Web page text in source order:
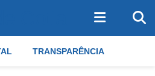
TRANSPARÊNCIA